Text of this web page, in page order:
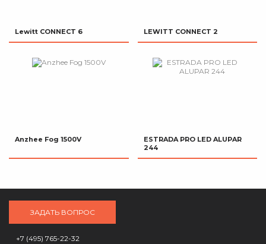
Lewitt CONNECT 6 LEWITT CONNECT 2
Anzhee Fog 1500V
ESTRADA PRO LED ALUPAR
244
ЗАДАТЬ ВОПРОС
+7 (495) 765-22-32